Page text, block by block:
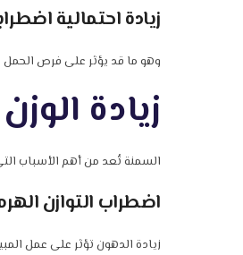
زيادة احتمالية
وهو ما قد يؤثر على فرص الحمل
زيادة
السمنة تُعد من أهم الأسباب
اضطراب التوازن
زيادة الدهون تؤثر على عمل